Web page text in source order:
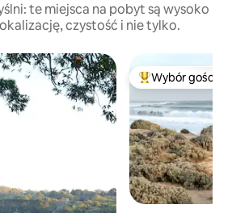
te miejsca na pobyt są wysoko
czystość i nie tylko.
kategorii Wybór gości Wybór gości